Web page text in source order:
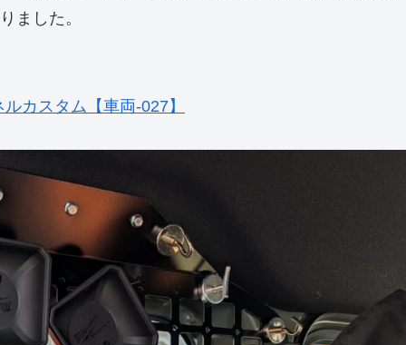
ました。
カスタム【車両-027】